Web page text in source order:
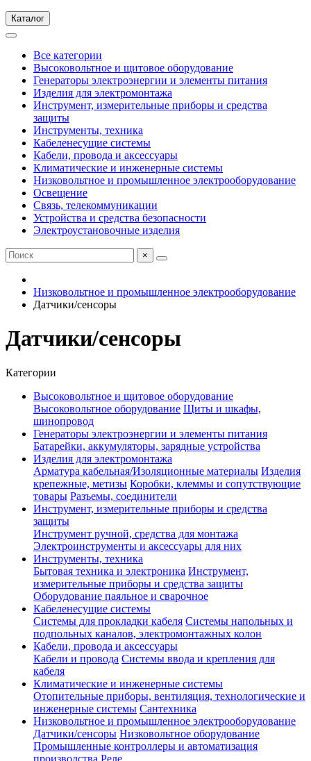
Каталог
Все категории
Высоковольтное и щитовое оборудование
Генераторы электроэнергии и элементы питания
Изделия для электромонтажа
Инструмент, измерительные приборы и средства
защиты
Инструменты, техника
Кабеленесущие системы
Кабели, провода и аксессуары
Климатические и инженерные системы
Низковольтное и промышленное электрооборудование
Освещение
Связь, телекоммуникации
Устройства и средства безопасности
Электроустановочные изделия
×
Низковольтное и промышленное электрооборудование
Датчики/сенсоры
Датчики/сенсоры
Категории
Высоковольтное и щитовое оборудование
Высоковольтное оборудование Щиты и шкафы,
шинопровод
Генераторы электроэнергии и элементы питания
Батарейки, аккумуляторы, зарядные устройства
Изделия для электромонтажа
Арматура кабельная/Изоляционные материалы Изделия
крепежные, метизы Коробки, клеммы и сопутствующие
товары Разъемы, соединители
Инструмент, измерительные приборы и средства
защиты
Инструмент ручной, средства для монтажа
Электроинструменты и аксессуары для них
Инструменты, техника
Бытовая техника и электроника Инструмент,
измерительные приборы и средства защиты
Оборудование паяльное и сварочное
Кабеленесущие системы
Системы для прокладки кабеля Системы напольных и
подпольных каналов, электромонтажных колон
Кабели, провода и аксессуары
Кабели и провода Системы ввода и крепления для
кабеля
Климатические и инженерные системы
Отопительные приборы, вентиляция, технологические и
инженерные системы Сантехника
Низковольтное и промышленное электрооборудование
Датчики/сенсоры Низковольтное оборудование
Промышленные контроллеры и автоматизация
производства Реле